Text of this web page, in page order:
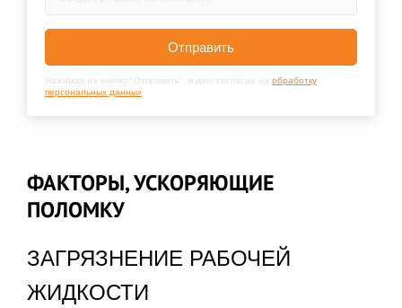
Нажимая на кнопку "Отправить", я даю согласие на обработку
персональных данных
Отправить
ФАКТОРЫ, УСКОРЯЮЩИЕ
ПОЛОМКУ
ЗАГРЯЗНЕНИЕ РАБОЧЕЙ
ЖИДКОСТИ